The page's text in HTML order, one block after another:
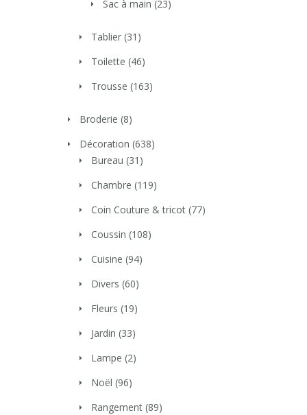
Sac à main (23)
Tablier (31)
Toilette (46)
Trousse (163)
Broderie (8)
Décoration (638)
Bureau (31)
Chambre (119)
Coin Couture & tricot (77)
Coussin (108)
Cuisine (94)
Divers (60)
Fleurs (19)
Jardin (33)
Lampe (2)
Noël (96)
Rangement (89)